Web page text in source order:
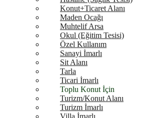
Konut+Ticaret Alanı
Maden Ocağı
Muhtelif Arsa
Okul (Eğitim Tesisi)
Özel Kullanım
Sanayi İmarlı
Sit Alanı
Tarla
Ticari İmarlı
Toplu Konut İçin
Turizm/Konut Alanı
Turizm İmarlı
Villa İmarlı